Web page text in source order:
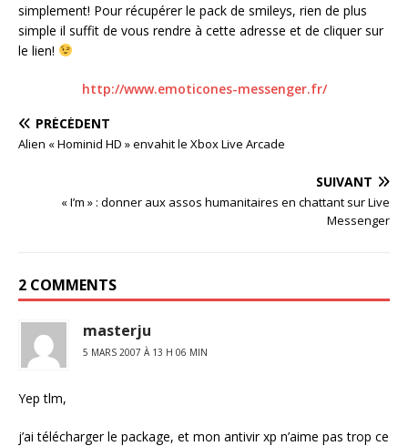
simplement! Pour récupérer le pack de smileys, rien de plus
simple il suffit de vous rendre à cette adresse et de cliquer sur
le lien!
http://www.emoticones-messenger.fr/
PRÉCÉDENT
Alien « Hominid HD » envahit le Xbox Live Arcade
SUIVANT
« I’m » : donner aux assos humanitaires en chattant sur Live
Messenger
2 COMMENTS
masterju
5 MARS 2007 À 13 H 06 MIN
Yep tlm,
j’ai télécharger le package, et mon antivir xp n’aime pas trop ce